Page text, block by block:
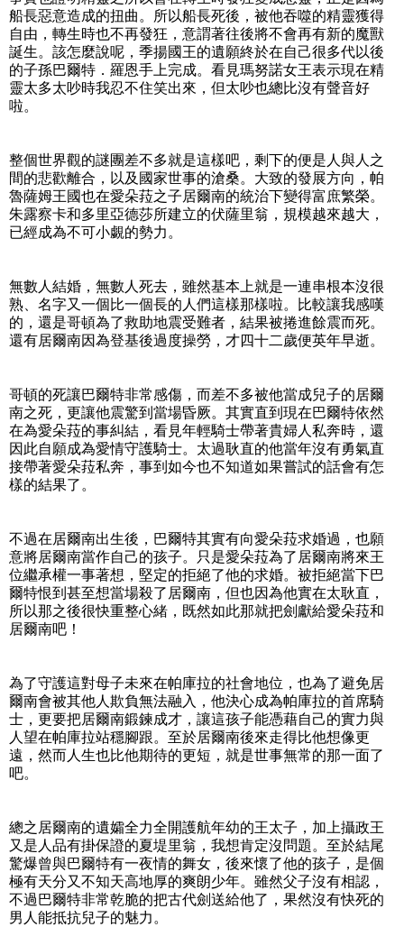
船長惡意造成的扭曲。所以船長死後，被他吞噬的精靈獲得
自由，轉生時也不再發狂，意謂著往後將不會再有新的魔獸
誕生。該怎麼說呢，季揚國王的遺願終於在自己很多代以後
的子孫巴爾特．羅恩手上完成。看見瑪努諾女王表示現在精
靈太多太吵時我忍不住笑出來，但太吵也總比沒有聲音好
啦。
整個世界觀的謎團差不多就是這樣吧，剩下的便是人與人之
間的悲歡離合，以及國家世事的滄桑。大致的發展方向，帕
魯薩姆王國也在愛朵菈之子居爾南的統治下變得富庶繁榮。
朱露察卡和多里亞德莎所建立的伏薩里翁，規模越來越大，
已經成為不可小覷的勢力。
無數人結婚，無數人死去，雖然基本上就是一連串根本沒很
熟、名字又一個比一個長的人們這樣那樣啦。比較讓我感嘆
的，還是哥頓為了救助地震受難者，結果被捲進餘震而死。
還有居爾南因為登基後過度操勞，才四十二歲便英年早逝。
哥頓的死讓巴爾特非常感傷，而差不多被他當成兒子的居爾
南之死，更讓他震驚到當場昏厥。其實直到現在巴爾特依然
在為愛朵菈的事糾結，看見年輕騎士帶著貴婦人私奔時，還
因此自願成為愛情守護騎士。太過耿直的他當年沒有勇氣直
接帶著愛朵菈私奔，事到如今也不知道如果嘗試的話會有怎
樣的結果了。
不過在居爾南出生後，巴爾特其實有向愛朵菈求婚過，也願
意將居爾南當作自己的孩子。只是愛朵菈為了居爾南將來王
位繼承權一事著想，堅定的拒絕了他的求婚。被拒絕當下巴
爾特恨到甚至想當場殺了居爾南，但也因為他實在太耿直，
所以那之後很快重整心緒，既然如此那就把劍獻給愛朵菈和
居爾南吧！
為了守護這對母子未來在帕庫拉的社會地位，也為了避免居
爾南會被其他人欺負無法融入，他決心成為帕庫拉的首席騎
士，更要把居爾南鍛鍊成才，讓這孩子能憑藉自己的實力與
人望在帕庫拉站穩腳跟。至於居爾南後來走得比他想像更
遠，然而人生也比他期待的更短，就是世事無常的那一面了
吧。
總之居爾南的遺孀全力全開護航年幼的王太子，加上攝政王
又是人品有掛保證的夏堤里翁，我想肯定沒問題。至於結尾
驚爆曾與巴爾特有一夜情的舞女，後來懷了他的孩子，是個
極有天分又不知天高地厚的爽朗少年。雖然父子沒有相認，
不過巴爾特非常乾脆的把古代劍送給他了，果然沒有快死的
男人能抵抗兒子的魅力。